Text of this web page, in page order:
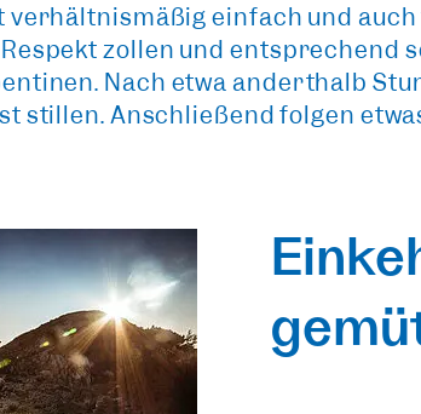
verhältnismäßig einfach und
zollen und entsprechend
Nach etwa anderthalb
stillen. Anschließend folgen